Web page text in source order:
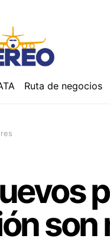
Ruta de negocios
son